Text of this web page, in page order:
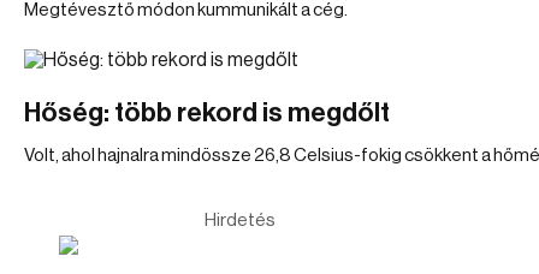
Megtévesztő módon kummunikált a cég.
Hőség: több rekord is megdőlt
Volt, ahol hajnalra mindössze 26,8 Celsius-fokig csökkent a
Hirdetés